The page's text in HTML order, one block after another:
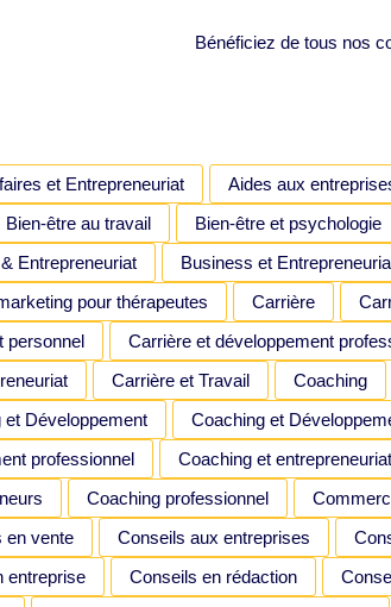
Bénéficiez de tous nos
et Entrepreneuriat Aides aux
Bien-être au travail Bien-être et psychologie
Entrepreneuriat Business et
pour thérapeutes
Carrière
personnel
Carrière et développement
Carrière et Travail Coaching
et Développement
Coaching et
professionnel
Coaching et entrepreneuriat
Coaching professionnel
en vente
Conseils aux entreprises
entreprise
Conseils en rédaction